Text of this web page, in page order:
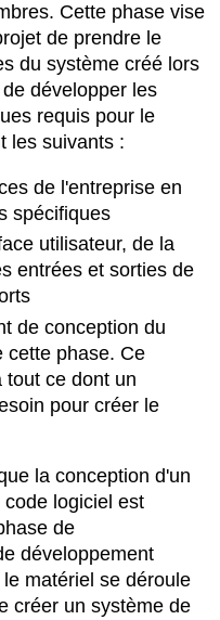
Cette phase vise
de prendre le
du système créé lors
développer les
requis pour le
les suivants :
de l'entreprise en
spécifiques
utilisateur, de la
entrées et sorties de
de conception du
cette phase. Ce
tout ce dont un
pour créer le
la conception d'un
logiciel est
de
développement
matériel se déroule
créer un système de